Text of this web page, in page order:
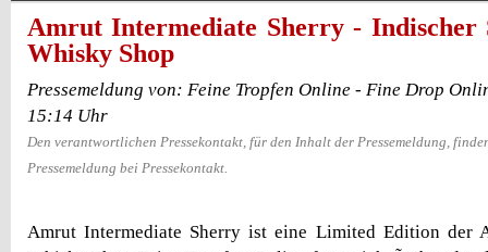
Amrut Intermediate Sherry -
Whisky Shop
Pressemeldung von: Feine Tropfen Online - Fine Drop
15:14 Uhr
Den verantwortlichen Pressekontakt, für den Inhalt der Pressemeldung,
Pressemeldung bei Pressekontakt.
Amrut Intermediate Sherry ist eine Limited Edition der